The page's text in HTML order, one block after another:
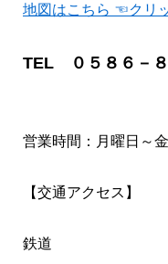
地図はこちら ☜クリ
TEL ０５８６－８
営業時間：月曜日～
【交通アクセス】
鉄道